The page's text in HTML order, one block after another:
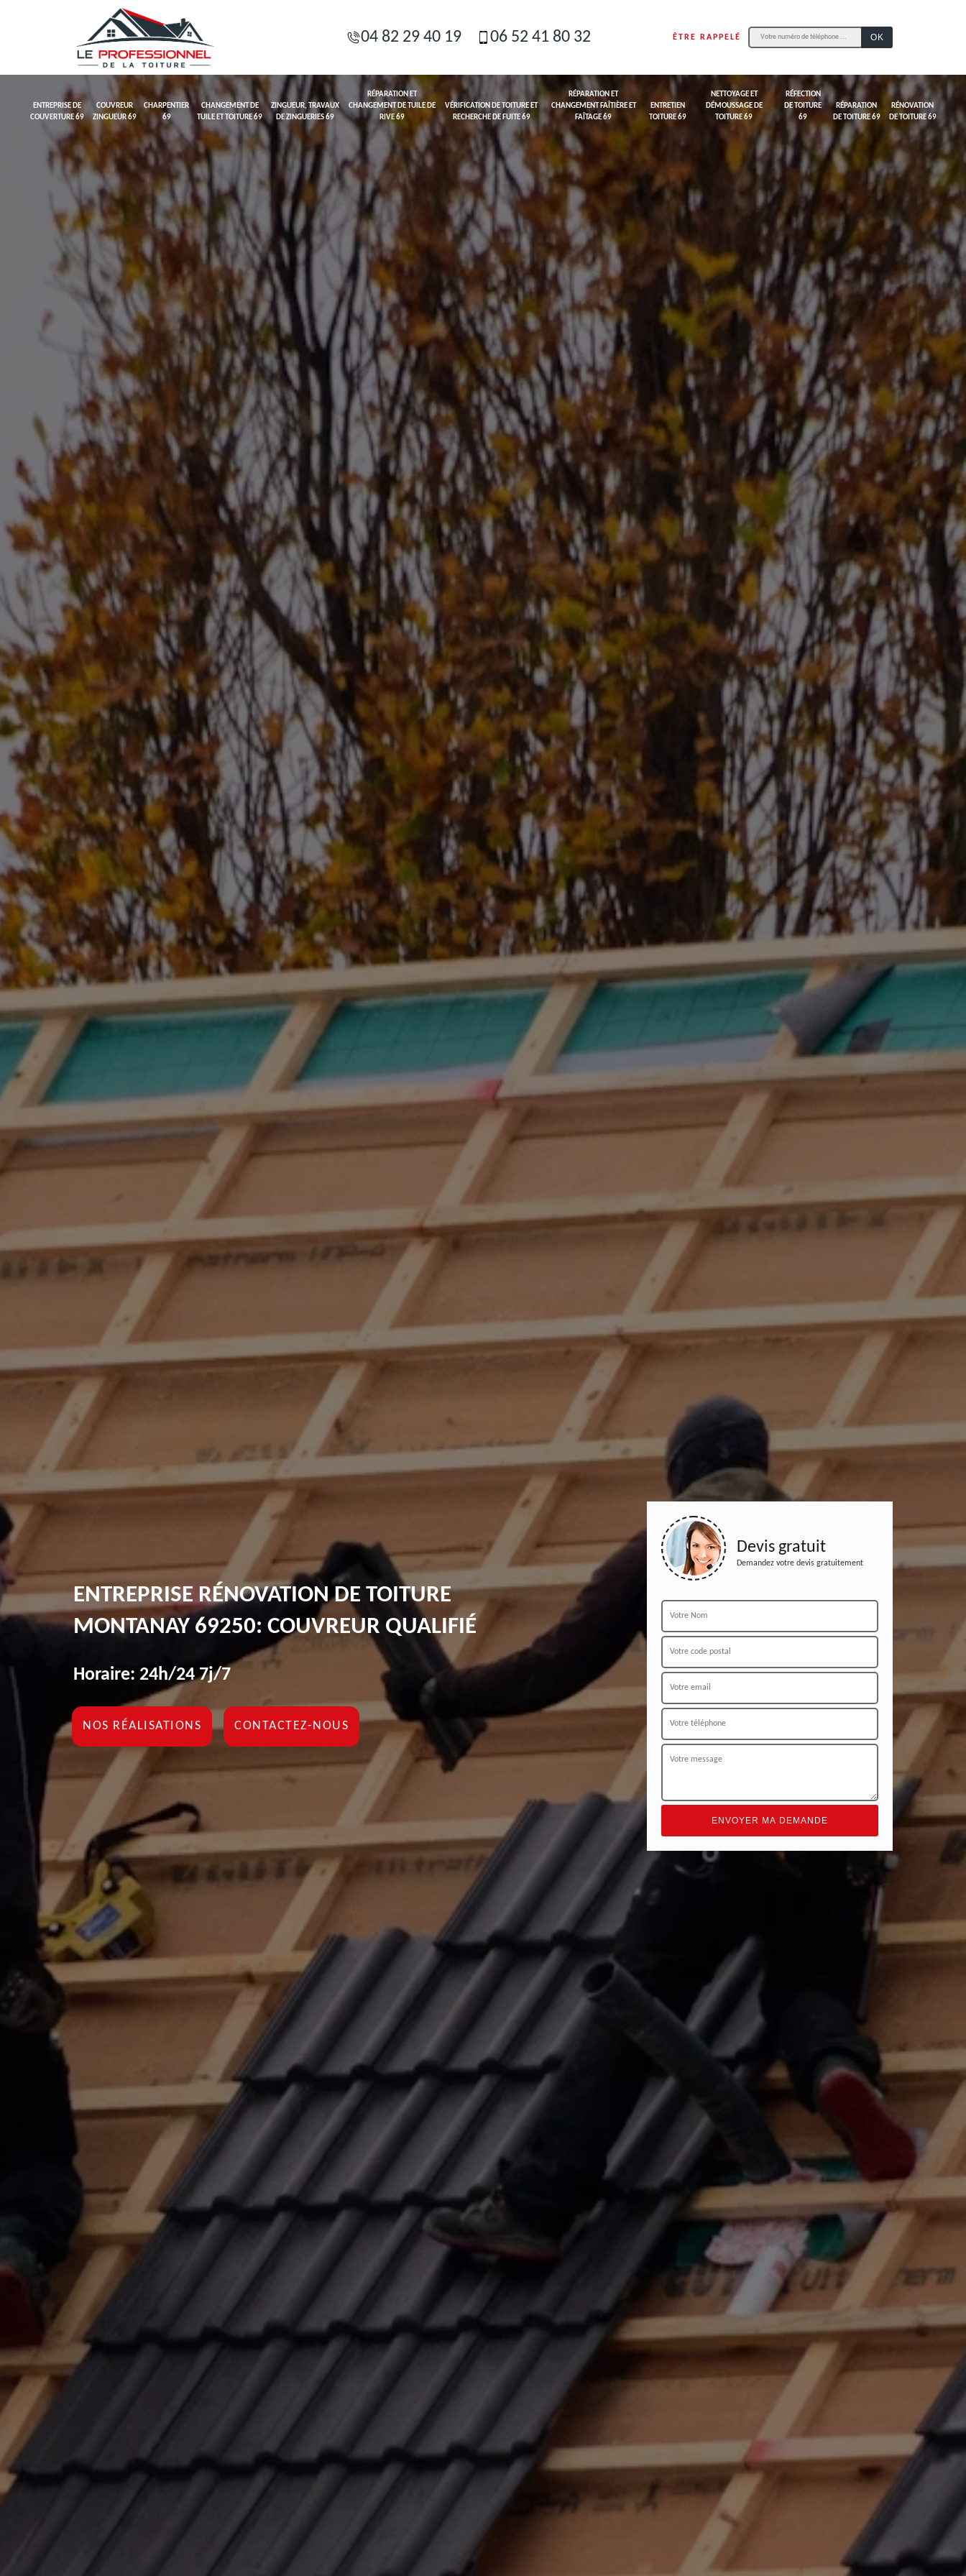
04 82 29 40 19 06 52 41 80 32 ÊTRE RAPPELÉ
ENTREPRISE DE
COUVERTURE 69
COUVREUR
ZINGUEUR 69
CHARPENTIER
69
CHANGEMENT DE
TUILE ET TOITURE 69
ZINGUEUR, TRAVAUX
DE ZINGUERIES 69
RÉPARATION ET
CHANGEMENT DE TUILE DE
RIVE 69
VÉRIFICATION DE TOITURE ET
RECHERCHE DE FUITE 69
RÉPARATION ET
CHANGEMENT FAÎTIÈRE ET
FAÎTAGE 69
ENTRETIEN
TOITURE 69
NETTOYAGE ET
DÉMOUSSAGE DE
TOITURE 69
RÉFECTION
DE TOITURE
69
RÉPARATION
DE TOITURE 69
RÉNOVATION
DE TOITURE 69
ENTREPRISE RÉNOVATION DE TOITURE
MONTANAY 69250: COUVREUR QUALIFIÉ
Horaire: 24h/24 7j/7
NOS RÉALISATIONS CONTACTEZ-NOUS
Devis gratuit
Demandez votre devis gratuitement